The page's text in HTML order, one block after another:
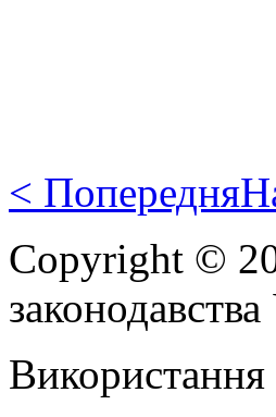
< Попередня
Copyright ©
Використання